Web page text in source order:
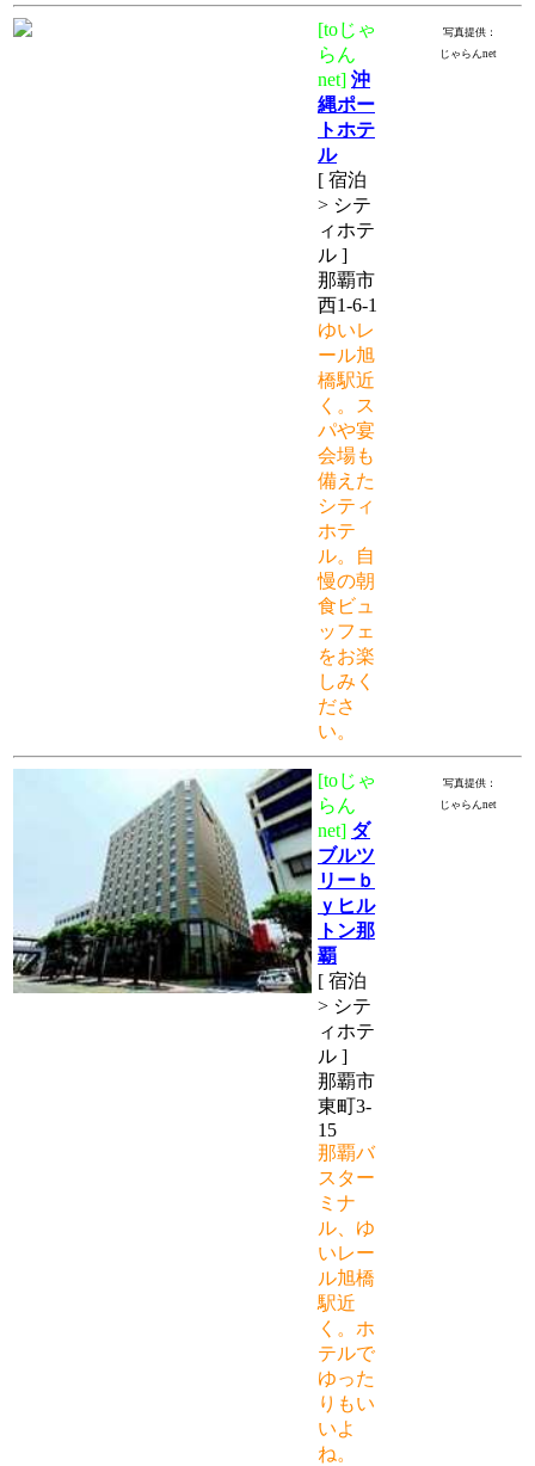
[toじゃ
らん
net] 沖
縄ポー
トホテ
ル
[ 宿泊
> シテ
ィホテ
ル ]
那覇市
西1-6-1
ゆいレ
ール旭
橋駅近
く。ス
パや宴
会場も
備えた
シティ
ホテ
ル。自
慢の朝
食ビュ
ッフェ
をお楽
しみく
ださ
い。
写真提供：
じゃらんnet
[toじゃ
らん
net] ダ
ブルツ
リーｂ
ｙヒル
トン那
覇
[ 宿泊
> シテ
ィホテ
ル ]
那覇市
東町3-
15
那覇バ
スター
ミナ
ル、ゆ
いレー
ル旭橋
駅近
く。ホ
テルで
ゆった
りもい
いよ
ね。
写真提供：
じゃらんnet